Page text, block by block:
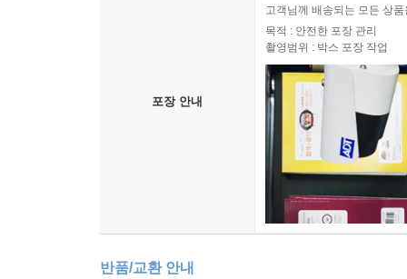
포장 안내
고객님께 배송되는 모든 상
목적 : 안전한 포장 관리
촬영범위 : 박스 포장 작업
반품/교환 안내